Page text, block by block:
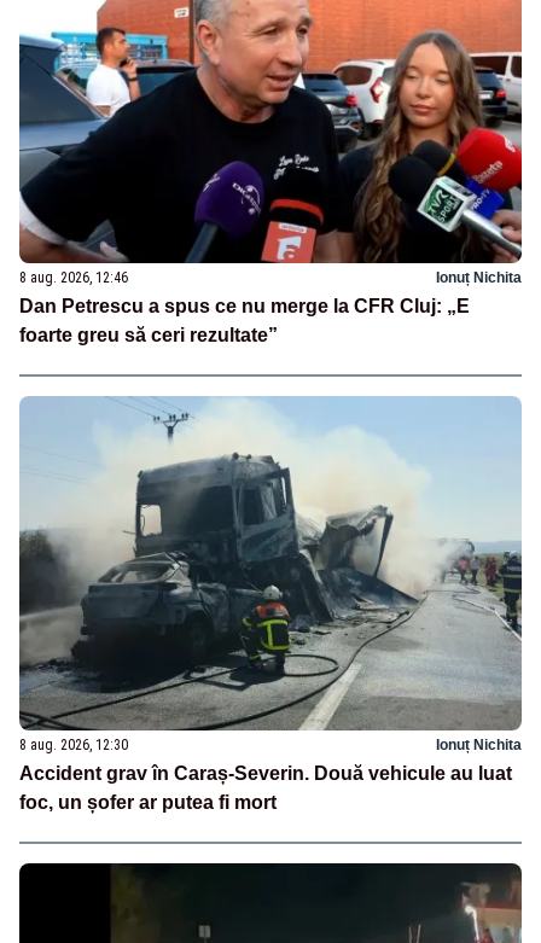
8 aug. 2026, 12:46 Ionuț Nichita
Dan Petrescu a spus ce nu merge la CFR Cluj: „E
foarte greu să ceri rezultate”
8 aug. 2026, 12:30 Ionuț Nichita
Accident grav în Caraș-Severin. Două vehicule au luat
foc, un șofer ar putea fi mort